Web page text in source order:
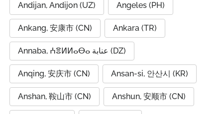
Andijan, Andijon (UZ) Angeles (PH)
Ankang, 安康市 (CN) Ankara (TR)
Annaba, ⵄⴻⵍⵍⴰⴱⴰ عنابة (DZ)
Anqing, 安庆市 (CN) Ansan-si, 안산시 (KR)
Anshan, 鞍山市 (CN) Anshun, 安顺市 (CN)